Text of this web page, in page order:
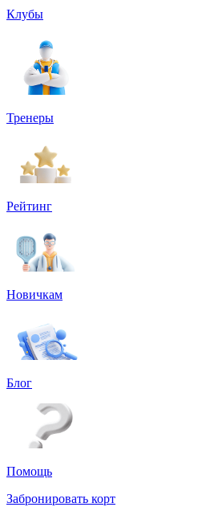
Клубы
Тренеры
Рейтинг
Новичкам
Блог
Помощь
Забронировать корт